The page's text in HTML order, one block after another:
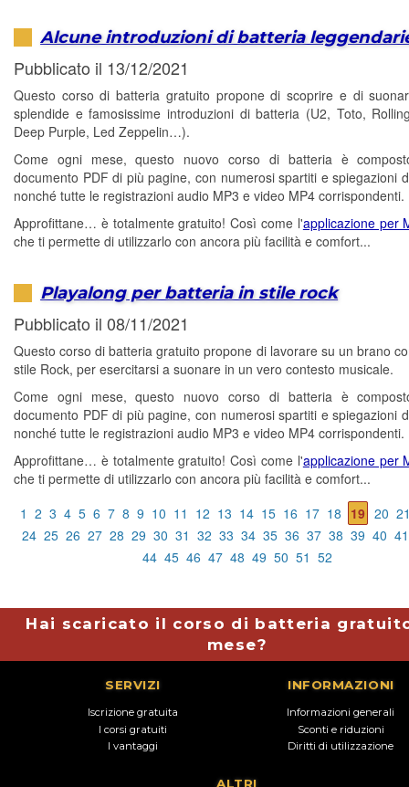
Alcune introduzioni di batteria
Pubblicato il 13/12/2021
Questo corso di batteria gratuito propone di scoprire e di
splendide e famosissime introduzioni di batteria (U2, Toto,
Deep Purple, Led Zeppelin…).
Come ogni mese, questo nuovo corso di batteria è
documento PDF di più pagine, con numerosi spartiti e spiegazioni
nonché tutte le registrazioni audio MP3 e video MP4 corrispondenti.
Approfittane… è totalmente gratuito! Così come l'applicazione per
che ti permette di utilizzarlo con ancora più facilità e comfort...
Playalong per batteria in stile rock
Pubblicato il 08/11/2021
Questo corso di batteria gratuito propone di lavorare su un brano
stile Rock, per esercitarsi a suonare in un vero contesto musicale.
Come ogni mese, questo nuovo corso di batteria è
documento PDF di più pagine, con numerosi spartiti e spiegazioni
nonché tutte le registrazioni audio MP3 e video MP4 corrispondenti.
Approfittane… è totalmente gratuito! Così come l'applicazione per
che ti permette di utilizzarlo con ancora più facilità e comfort...
1 2 3 4 5 6 7 8 9 10 11 12 13 14 15 16 17 18 19 20
24 25 26 27 28 29 30 31 32 33 34 35 36 37 38 39 40 41
44 45 46 47 48 49 50 51 52
Hai scaricato il corso di batteria
mese?
SERVIZI
Iscrizione gratuita
I corsi gratuiti
I vantaggi
INFORMAZIONI
Informazioni generali
Sconti e riduzioni
Diritti di utilizzazione
ALTRI